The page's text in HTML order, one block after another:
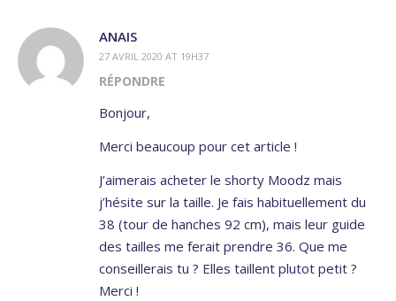
ANAIS
27 AVRIL 2020 AT 19H37
RÉPONDRE
Bonjour,
Merci beaucoup pour cet article !
J’aimerais acheter le shorty Moodz mais
j’hésite sur la taille. Je fais habituellement du
38 (tour de hanches 92 cm), mais leur guide
des tailles me ferait prendre 36. Que me
conseillerais tu ? Elles taillent plutot petit ?
Merci !